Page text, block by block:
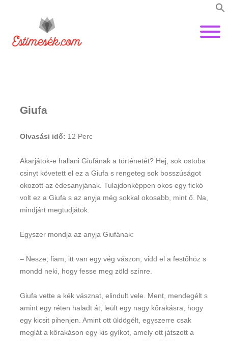
Giufa
Olvasási idő: 12 Perc
Akarjátok-e hallani Giufának a történetét? Hej, sok ostoba
csinyt követett el ez a Giufa s rengeteg sok bosszúságot
okozott az édesanyjának. Tulajdonképpen okos egy fickó
volt ez a Giufa s az anyja még sokkal okosabb, mint ő. Na,
mindjárt megtudjátok.
Egyszer mondja az anyja Giufának:
– Nesze, fiam, itt van egy vég vászon, vidd el a festőhöz s
mondd neki, hogy fesse meg zöld színre.
Giufa vette a kék vásznat, elindult vele. Ment, mendegélt s
amint egy réten haladt át, leült egy nagy kőrakásra, hogy
egy kicsit pihenjen. Amint ott üldögélt, egyszerre csak
meglát a kőrakáson egy kis gyíkot, amely ott játszott a